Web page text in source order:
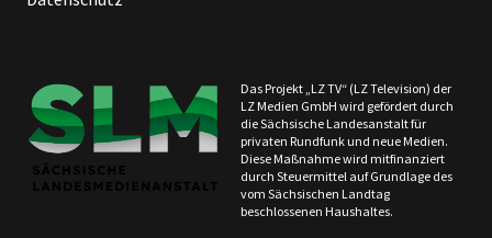
Das Projekt „LZ TV“ (LZ Television) der
LZ Medien GmbH wird gefördert durch
die Sächsische Landesanstalt für
privaten Rundfunk und neue Medien.
Diese Maßnahme wird mitfinanziert
durch Steuermittel auf Grundlage des
vom Sächsischen Landtag
beschlossenen Haushaltes.